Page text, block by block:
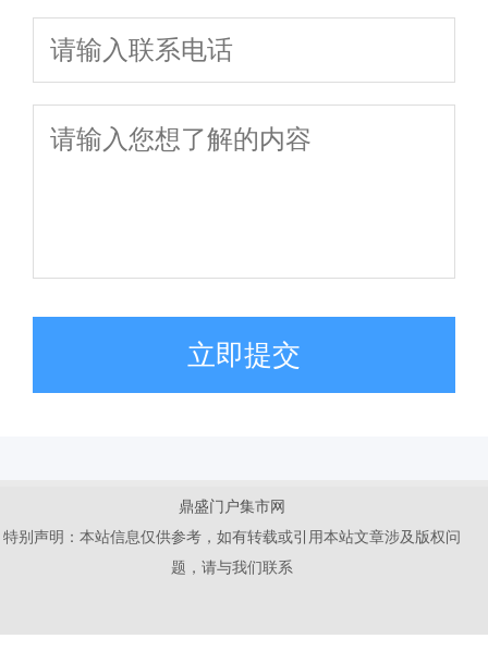
立即提交
鼎盛门户集市网
特别声明：本站信息仅供参考，如有转载或引用本站文章涉及版权问
题，请与我们联系